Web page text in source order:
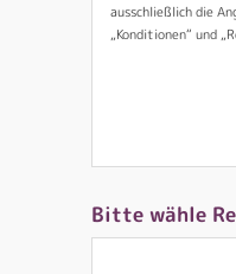
ausschließlich die
„Konditionen“ und
Bitte wähle